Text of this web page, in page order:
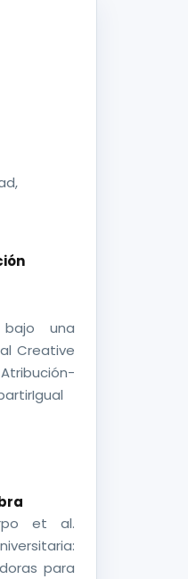
una
Creative
et al.
para